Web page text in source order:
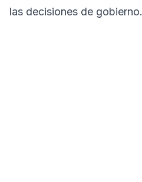
las decisiones de gobierno.